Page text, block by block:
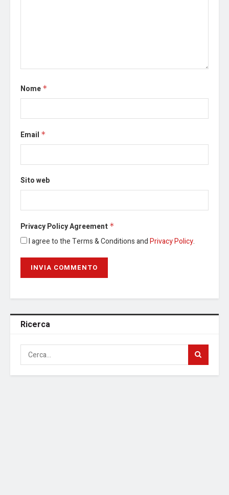
Nome *
Email *
Sito web
Privacy Policy Agreement *
I agree to the Terms & Conditions andPrivacy Policy.
Ricerca